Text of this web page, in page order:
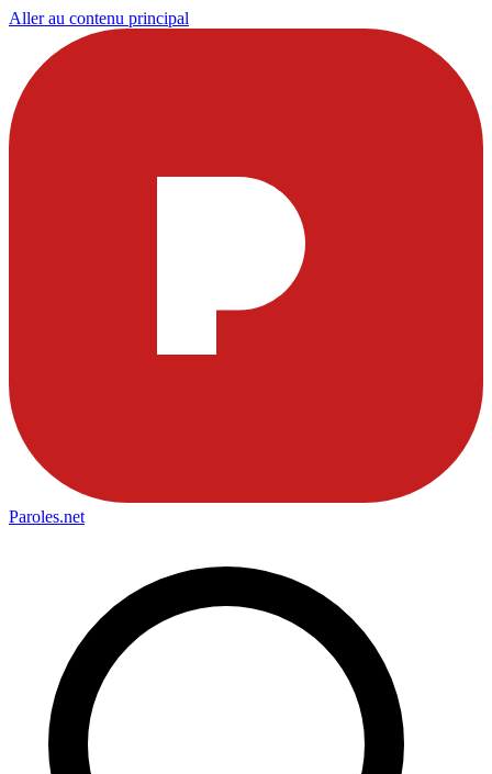
Aller au contenu principal
Paroles.net